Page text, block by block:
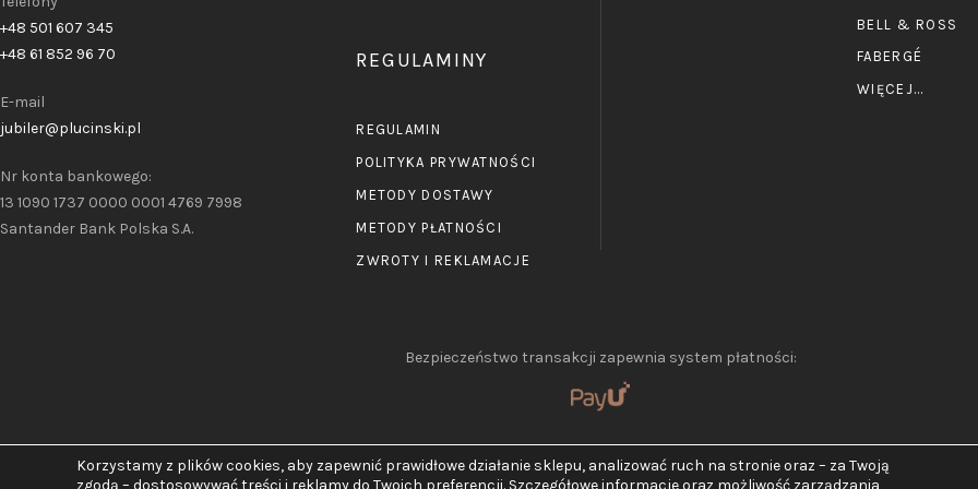
+48 501 607 345
+48 61 852 96 70
E-mail
jubiler@plucinski.pl
Nr konta bankowego:
13 1090 1737 0000 0001 4769 7998
Santander Bank Polska S.A.
REGULAMINY
REGULAMIN
POLITYKA PRYWATNOŚCI
METODY DOSTAWY
METODY PŁATNOŚCI
ZWROTY I REKLAMACJE
BELL & ROSS
FABERGÉ
WIĘCEJ...
Bezpieczeństwo transakcji zapewnia system płatności:
Korzystamy z plików cookies, aby zapewnić prawidłowe działanie sklepu, analizować ruch na stronie oraz – za Twoją
zgodą – dostosowywać treści i reklamy do Twoich preferencji. Szczegółowe informacje oraz możliwość zarządzania